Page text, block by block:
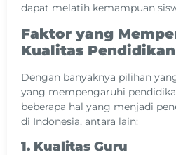
dapat melatih kemampuan
Faktor yang
Kualitas Pendidikan
Dengan banyaknya pilihan
yang mempengaruhi
beberapa hal yang menjadi
di Indonesia, antara lain:
1. Kualitas Guru